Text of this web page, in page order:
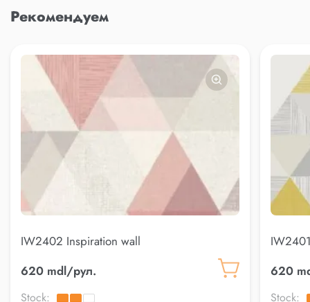
Рекомендуем
IW2402 Inspiration wall
620 mdl/рул.
Stock:
620
Stock: